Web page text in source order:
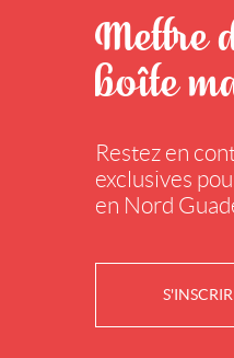
Mettre
boîte
Restez en
exclusives
en Nord